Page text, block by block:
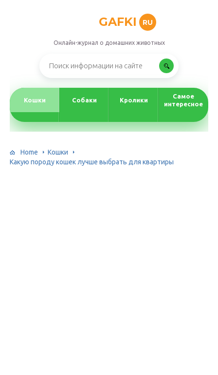
GAFKI RU
Онлайн-журнал о домашних животных
Кошки Собаки Кролики
Самое
интересное
Home
Кошки
Какую породу кошек лучше выбрать для квартиры